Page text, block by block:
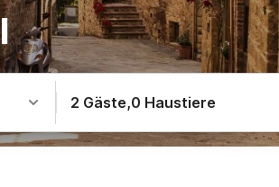
2 Gäste,0 Haustiere